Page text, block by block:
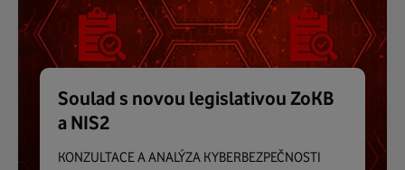
Soulad s novou legislativou ZoKB
a NIS2
KONZULTACE A ANALÝZA KYBERBEZPEČNOSTI